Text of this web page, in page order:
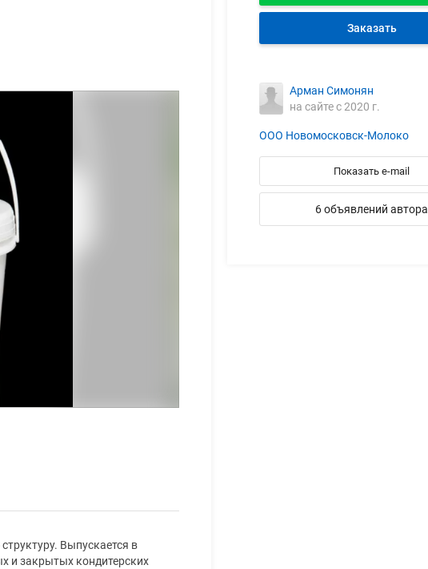
Выпускается в
и закрытых кондитерских
Заказать
Арман Симонян
на сайте с 2020 г.
ООО Новомосковск-Молоко
Показать e-mail
6 объявлений автора